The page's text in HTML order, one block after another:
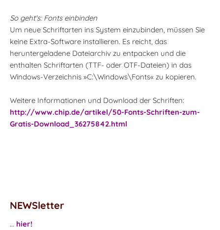
So geht's: Fonts einbinden
Um neue Schriftarten ins System einzubinden, müssen Sie
keine Extra-Software installieren. Es reicht, das
heruntergeladene Dateiarchiv zu entpacken und die
enthalten Schriftarten (TTF- oder OTF-Dateien) in das
Windows-Verzeichnis »C:\Windows\Fonts« zu kopieren.
Weitere Informationen und Download der Schriften:
http://www.chip.de/artikel/50-Fonts-Schriften-zum-
Gratis-Download_36275842.html
NEWSletter
... hier!